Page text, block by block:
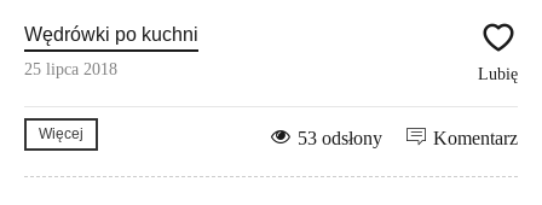
Wędrówki po kuchni
25 lipca 2018 Lubię
Więcej Komentarz
53 odsłony